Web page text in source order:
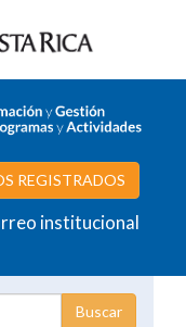
REGISTRADOS
institucional